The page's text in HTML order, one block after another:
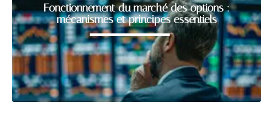
Fonctionnement du marché des options :
mécanismes et principes essentiels